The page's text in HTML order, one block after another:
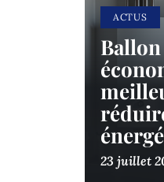
ACTUS
Ballon
23 juillet